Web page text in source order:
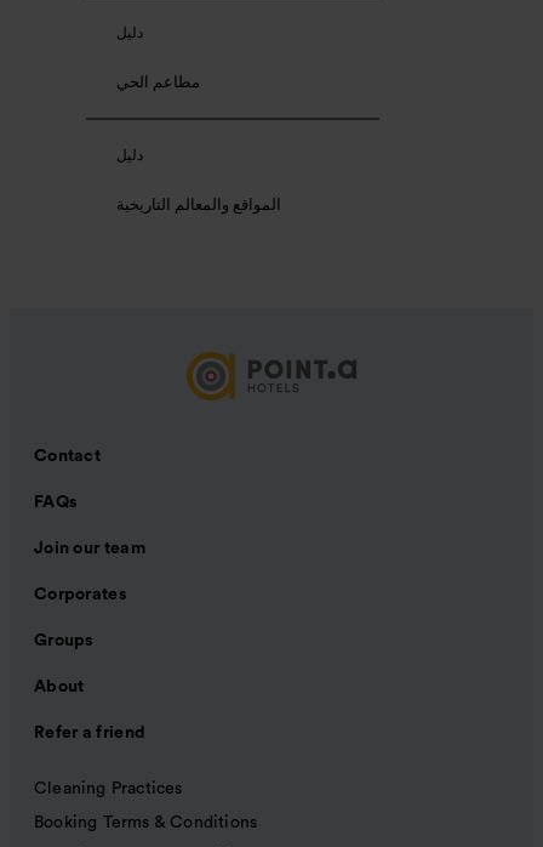
دليل
مطاعم الحي
دليل
المواقع والمعالم التاريخية
Contact
FAQs
Join our team
Corporates
Groups
About
Refer a friend
Cleaning Practices
Booking Terms & Conditions